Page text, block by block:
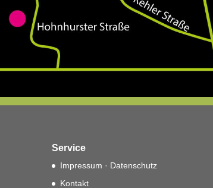
Service
Impressum · Datenschutz
Kontakt